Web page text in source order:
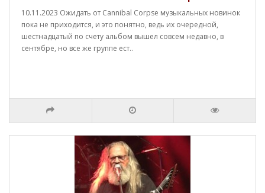
10.11.2023 Ожидать от Cannibal Corpse музыкальных новинок
пока не приходится, и это понятно, ведь их очередной,
шестнадцатый по счету альбом вышел совсем недавно, в
сентябре, но все же группе ест..